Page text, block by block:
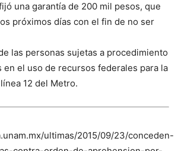
una garantía de 200 mil pesos, que
próximos días con el fin de no ser
las personas sujetas a procedimiento
el uso de recursos federales para la
12 del Metro.
ultimas/2015/09/23/conceden-